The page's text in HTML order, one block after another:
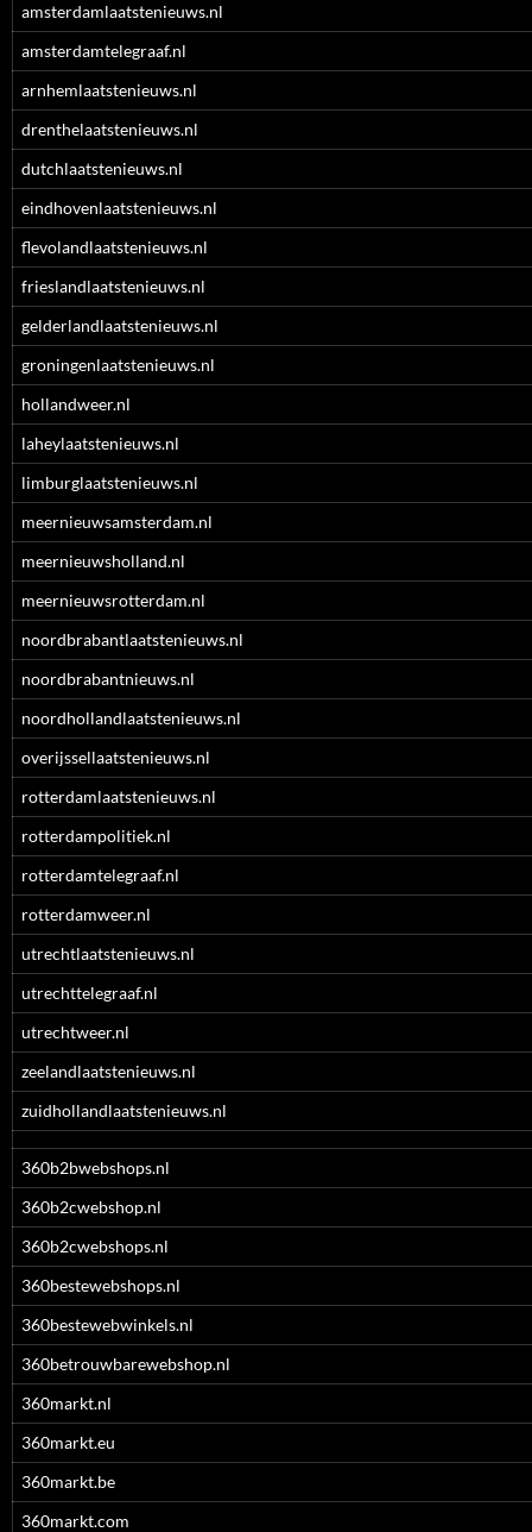
amsterdamlaatstenieuws.nl
amsterdamtelegraaf.nl
arnhemlaatstenieuws.nl
drenthelaatstenieuws.nl
dutchlaatstenieuws.nl
eindhovenlaatstenieuws.nl
flevolandlaatstenieuws.nl
frieslandlaatstenieuws.nl
gelderlandlaatstenieuws.nl
groningenlaatstenieuws.nl
hollandweer.nl
laheylaatstenieuws.nl
limburglaatstenieuws.nl
meernieuwsamsterdam.nl
meernieuwsholland.nl
meernieuwsrotterdam.nl
noordbrabantlaatstenieuws.nl
noordbrabantnieuws.nl
noordhollandlaatstenieuws.nl
overijssellaatstenieuws.nl
rotterdamlaatstenieuws.nl
rotterdampolitiek.nl
rotterdamtelegraaf.nl
rotterdamweer.nl
utrechtlaatstenieuws.nl
utrechttelegraaf.nl
utrechtweer.nl
zeelandlaatstenieuws.nl
zuidhollandlaatstenieuws.nl
360b2bwebshops.nl
360b2cwebshop.nl
360b2cwebshops.nl
360bestewebshops.nl
360bestewebwinkels.nl
360betrouwbarewebshop.nl
360markt.nl
360markt.eu
360markt.be
360markt.com